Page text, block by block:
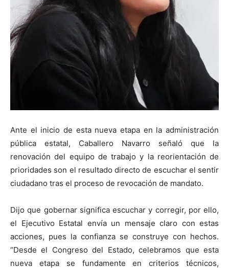
Ante el inicio de esta nueva etapa en la administración
pública estatal, Caballero Navarro señaló que la
renovación del equipo de trabajo y la reorientación de
prioridades son el resultado directo de escuchar el sentir
ciudadano tras el proceso de revocación de mandato.
Dijo que gobernar significa escuchar y corregir, por ello,
el Ejecutivo Estatal envía un mensaje claro con estas
acciones, pues la confianza se construye con hechos.
“Desde el Congreso del Estado, celebramos que esta
nueva etapa se fundamente en criterios técnicos,